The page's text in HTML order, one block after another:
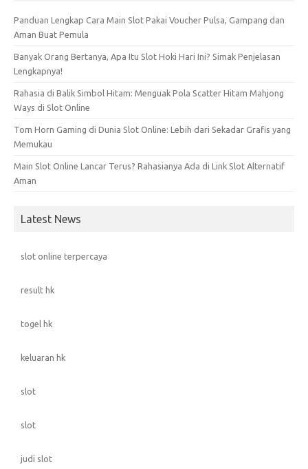
Panduan Lengkap Cara Main Slot Pakai Voucher Pulsa, Gampang dan
Aman Buat Pemula
Banyak Orang Bertanya, Apa Itu Slot Hoki Hari Ini? Simak Penjelasan
Lengkapnya!
Rahasia di Balik Simbol Hitam: Menguak Pola Scatter Hitam Mahjong
Ways di Slot Online
Tom Horn Gaming di Dunia Slot Online: Lebih dari Sekadar Grafis yang
Memukau
Main Slot Online Lancar Terus? Rahasianya Ada di Link Slot Alternatif
Aman
Latest News
slot online terpercaya
result hk
togel hk
keluaran hk
slot
slot
judi slot